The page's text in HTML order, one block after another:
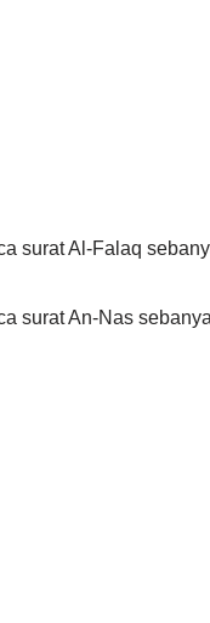
surat Al-Falaq
surat An-Nas